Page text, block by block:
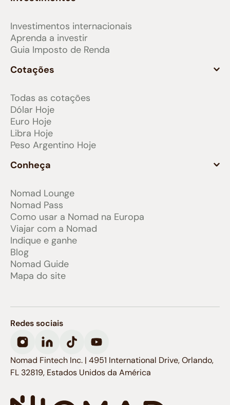
Investimentos internacionais
Aprenda a investir
Guia Imposto de Renda
Cotações
Todas as cotações
Dólar Hoje
Euro Hoje
Libra Hoje
Peso Argentino Hoje
Conheça
Nomad Lounge
Nomad Pass
Como usar a Nomad na Europa
Viajar com a Nomad
Indique e ganhe
Blog
Nomad Guide
Mapa do site
Redes sociais
Nomad Fintech Inc. | 4951 International Drive, Orlando,
FL 32819, Estados Unidos da América